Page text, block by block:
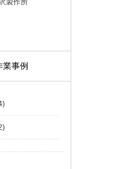
業事例